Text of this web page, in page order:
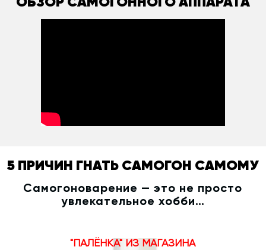
5 ПРИЧИН ГНАТЬ САМОГОН САМОМУ
Самогоноварение — это не просто
увлекательное хобби…
"ПАЛЁНКА" ИЗ МАГАЗИНА